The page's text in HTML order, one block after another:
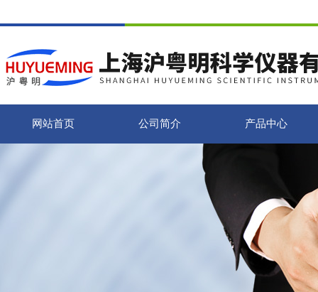
网站首页 公司简介 产品中心